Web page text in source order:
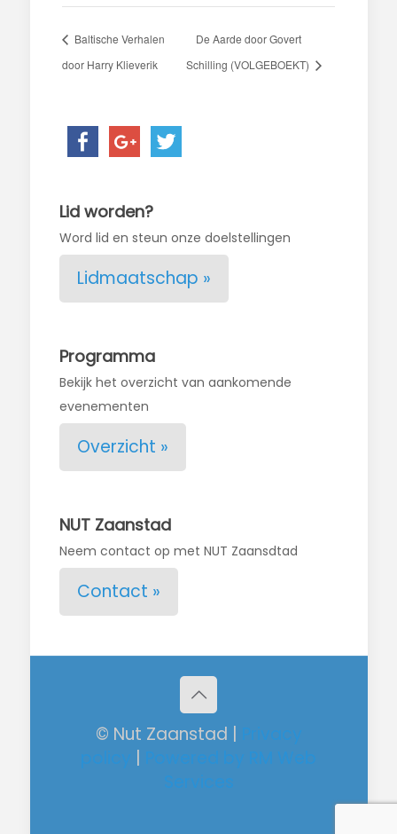
Baltische Verhalen
door Harry Klieverik
De Aarde door Govert
Schilling (VOLGEBOEKT)
Lid worden?
Word lid en steun onze doelstellingen
Lidmaatschap »
Programma
Bekijk het overzicht van aankomende
evenementen
Overzicht »
NUT Zaanstad
Neem contact op met NUT Zaansdtad
Contact »
© Nut Zaanstad |